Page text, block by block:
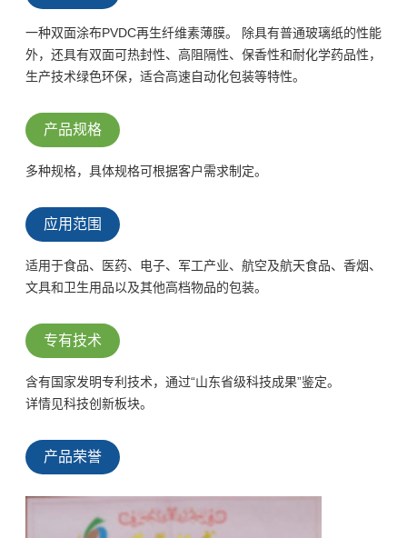
一种双面涂布PVDC再生纤维素薄膜。 除具有普通玻璃纸的性能
外，还具有双面可热封性、高阻隔性、保香性和耐化学药品性，
生产技术绿色环保，适合高速自动化包装等特性。
产品规格
多种规格，具体规格可根据客户需求制定。
应用范围
适用于食品、医药、电子、军工产业、航空及航天食品、香烟、
文具和卫生用品以及其他高档物品的包装。
专有技术
含有国家发明专利技术，通过“山东省级科技成果”鉴定。
详情见科技创新板块。
产品荣誉